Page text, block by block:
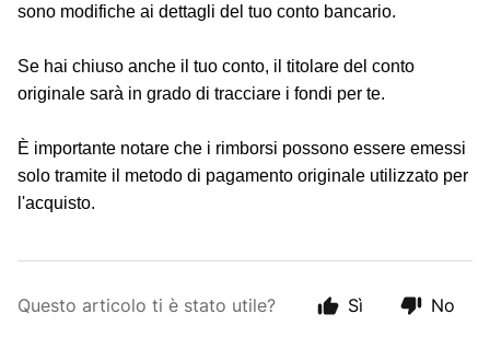
sono modifiche ai dettagli del tuo conto bancario.
Se hai chiuso anche il tuo conto, il titolare del conto
originale sarà in grado di tracciare i fondi per te.
È importante notare che i rimborsi possono essere emessi
solo tramite il metodo di pagamento originale utilizzato per
l'acquisto.
Questo articolo ti è stato utile? Sì No